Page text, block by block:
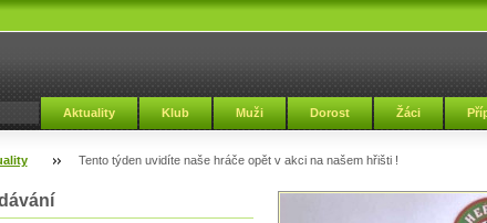
Aktuality Klub Muži Dorost Žáci
Tento týden uvidíte naše hráče opět v akci na našem hřišti !